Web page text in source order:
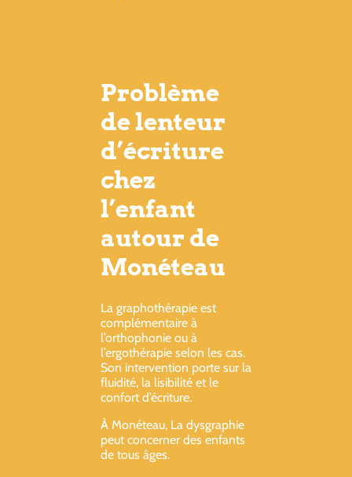
Problème
de lenteur
d’écriture
chez
l’enfant
autour de
Monéteau
La graphothérapie est
complémentaire à
l’orthophonie ou à
l’ergothérapie selon les cas.
Son intervention porte sur la
fluidité, la lisibilité et le
confort d’écriture.
À Monéteau, La dysgraphie
peut concerner des enfants
de tous âges.